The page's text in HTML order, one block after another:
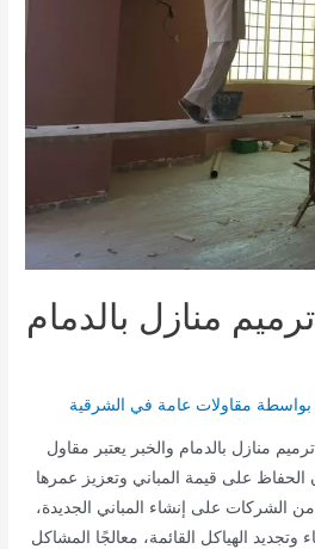
منازل بالدمام
مقاولات عامة في الشرقية
منازل بالدمام والخبر يعتبر مقاول
الحفاظ على قيمة المباني وتعزيز عمرها
من الشركات على إنشاء المباني الجديدة،
وتجديد الهياكل القائمة، معالجًا المشاكل